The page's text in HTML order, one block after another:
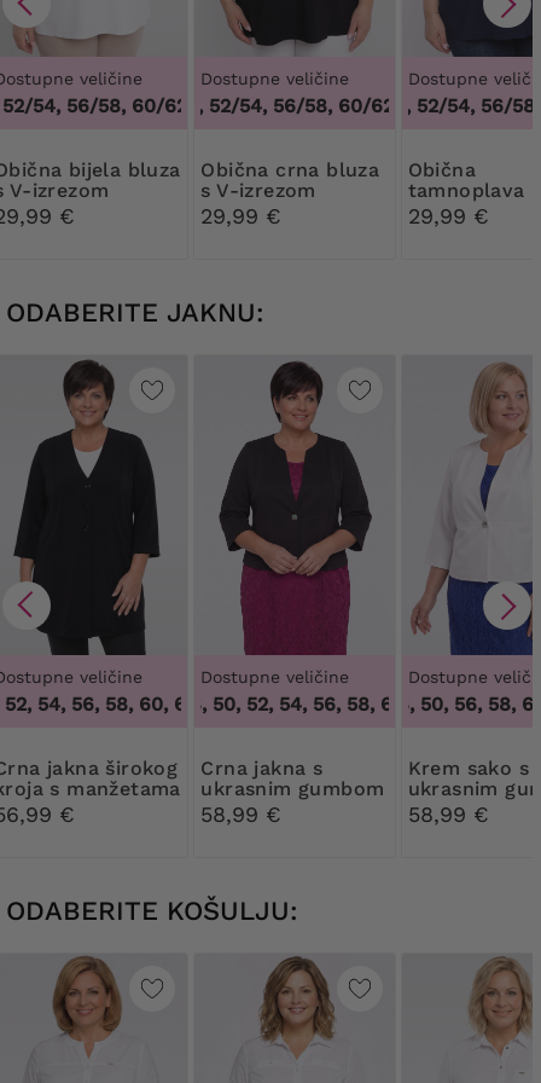
veličine
54, 56/58, 60/62,48/50, 52/54, 56/58, 60/62
bluza
V-izrezom
€
Dostupne veličine
48/50, 52/54, 56/58, 60/62,48/50, 52/54,
Obična crna bluza
s V-izrezom
29,99 €
Dostupne
48/50, 52/54, 56/58,
Obična
tamnoplava
s V-izrezom
29,99 €
ODABERITE JAKNU:
veličine
54, 56, 58, 60, 62, 48, 50, 52, 54, 56, 58, 60, 62
s manžetama
€
Dostupne veličine
46, 48, 50, 52, 54, 56, 58, 60, 62, 64 ,46, 48,
Crna jakna s
ukrasnim gumbom
58,99 €
Dostupne
46, 48, 50, 56, 58, 60,
Krem sako s
ukrasnim
58,99 €
ODABERITE KOŠULJU: